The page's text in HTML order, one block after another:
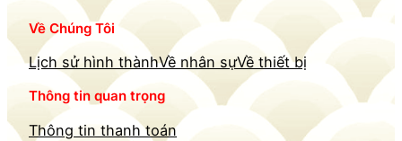
Về Chúng Tôi
Lịch sử hình thànhVề nhân sựVề thiết bị
Thông tin quan trọng
Thông tin thanh toán